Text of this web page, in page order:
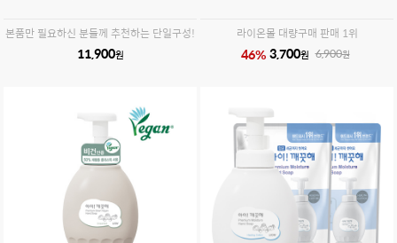
본품만 필요하신 분들께 추천하는 단일구성!
11,900원
라이온몰 대량구매 판매 1위
46%3,700원 6,900원